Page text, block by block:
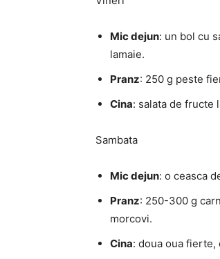
Mic dejun: un bol cu
lamaie.
Pranz: 250 g peste
Cina: salata de fructe
Sambata
Mic dejun: o ceasca
Pranz: 250-300 g
morcovi.
Cina: doua oua fierte,